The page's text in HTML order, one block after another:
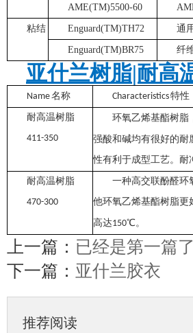
AME(TM)5500-60
粘结 Enguard(TM)TH72 通
Enguard(TM)BR75 纤
亚什兰树脂|耐高
Name名称 Characteristics特性
耐高温树脂
411-350
环氧乙烯基酯树脂
强酸和碱均有很好的耐
性有利于成型工艺。耐
耐高温树脂
470-300
一种高交联酚醛环
他环氧乙烯基酯树脂更
高达150℃。
上一篇： 已经是第一篇了
下一篇： 亚什兰胶衣
推荐阅读